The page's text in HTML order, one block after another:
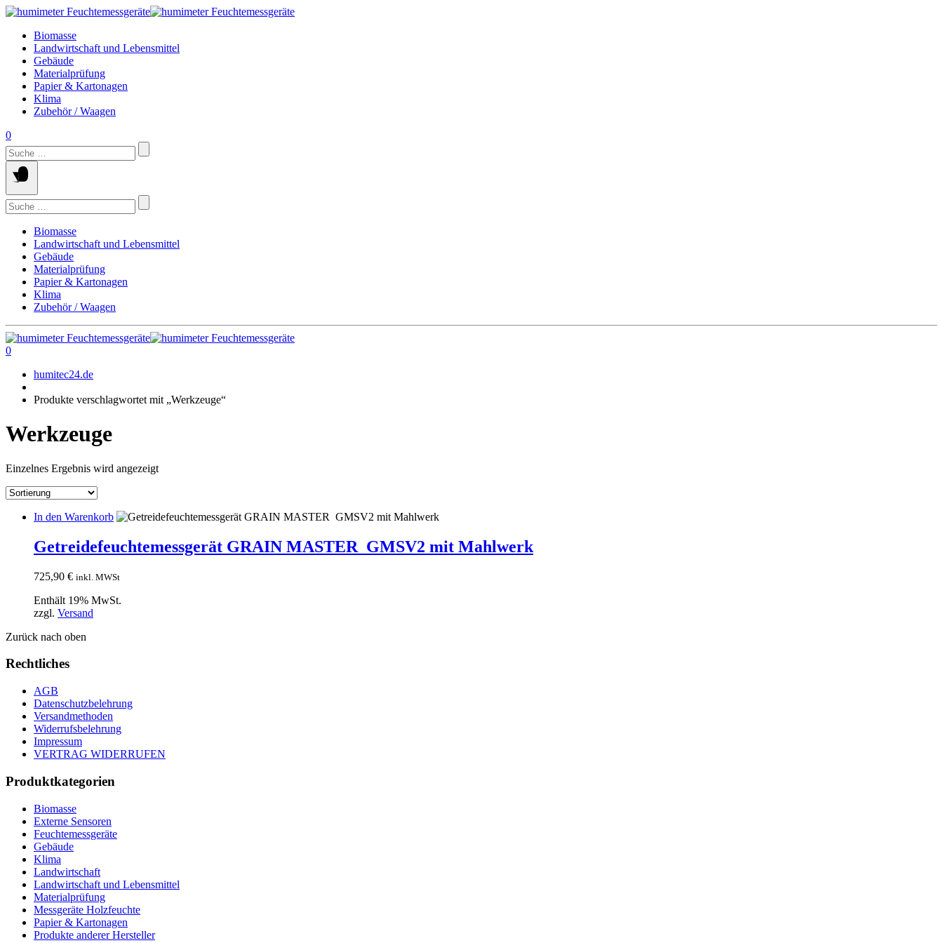
Springe
Inhalt
Biomasse
Landwirtschaft und Lebensmittel
Gebäude
Materialprüfung
Papier & Kartonagen
Klima
Zubehör / Waagen
0
Suchen
nach:
Suchen
nach:
Biomasse
Landwirtschaft und Lebensmittel
Gebäude
Materialprüfung
Papier & Kartonagen
Klima
Zubehör / Waagen
0
humitec24.de
Produkte verschlagwortet mit „Werkzeuge“
Werkzeuge
Einzelnes Ergebnis wird angezeigt
In den Warenkorb
Getreidefeuchtemessgerät GRAIN MASTER GMSV2 mit Mahlwerk
725,90 € inkl. MWSt
Enthält 19% MwSt.
zzgl. Versand
Zurück nach oben
Rechtliches
AGB
Datenschutzbelehrung
Versandmethoden
Widerrufsbelehrung
Impressum
VERTRAG WIDERRUFEN
Produktkategorien
Biomasse
Externe Sensoren
Feuchtemessgeräte
Gebäude
Klima
Landwirtschaft
Landwirtschaft und Lebensmittel
Materialprüfung
Messgeräte Holzfeuchte
Papier & Kartonagen
Produkte anderer Hersteller